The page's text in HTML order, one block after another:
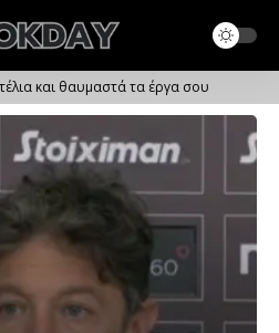
και θαυμαστά τα έργα σου